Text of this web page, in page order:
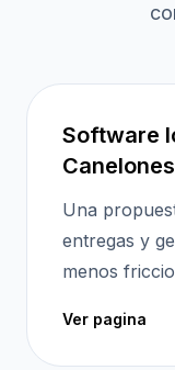
Software
Canelones
Una
entregas y
menos
Ver pagina